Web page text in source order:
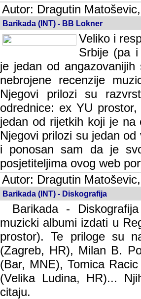
Autor: Dragutin
Barikada (INT) - BB Lokner
Veliko i
Srbije (pa i
jedan od angazovanijih
nebrojene recenzije
Njegovi prilozi su
odrednice: ex YU
jedan od rijetkih koji je
Njegovi prilozi su jedan
i ponosan sam da je
posjetiteljima ovog web
Autor: Dragutin
Barikada (INT) - Diskografija
Barikada -
muzicki albumi izdati u
prostor). Te priloge su
(Zagreb, HR), Milan B.
(Bar, MNE), Tomica
(Velika Ludina, HR)...
citaju.